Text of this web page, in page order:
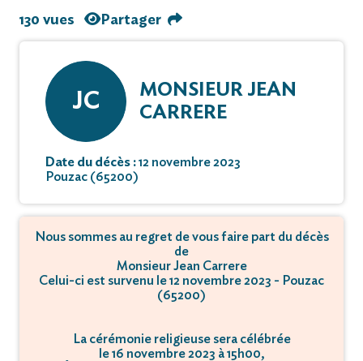
130 vues Partager
JC
MONSIEUR JEAN
CARRERE
Date du décès :12 novembre 2023
Pouzac (65200)
Nous sommes au regret de vous faire part du décès
de
Monsieur Jean Carrere
Celui-ci est survenu le 12 novembre 2023 - Pouzac
(65200)
La cérémonie religieuse sera célébrée
le 16 novembre 2023 à 15h00,